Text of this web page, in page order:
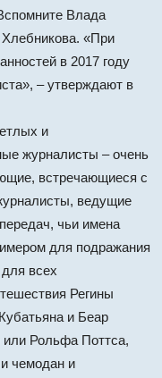
Влада
«При
в 2017 году
– утверждают в
и
журналисты – очень
встречающиеся с
ведущие
чьи имена
для подражания
всех
Регины
и Беар
Рольфа Поттса,
чемодан и